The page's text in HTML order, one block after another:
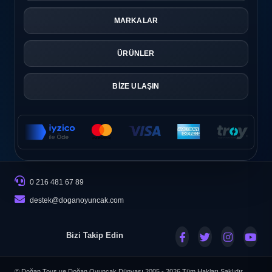
MARKALAR
ÜRÜNLER
BİZE ULAŞIN
0 216 481 67 89
destek@doganoyuncak.com
Bizi Takip Edin